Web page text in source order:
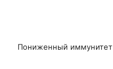
Пониженный иммунитет